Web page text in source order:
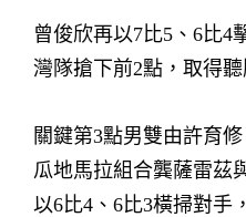
曾俊欣再以7比5、6比4
灣隊搶下前2點，取得聽
關鍵第3點男雙由許育
瓜地馬拉組合龔薩雷茲
以6比4、6比3橫掃對手